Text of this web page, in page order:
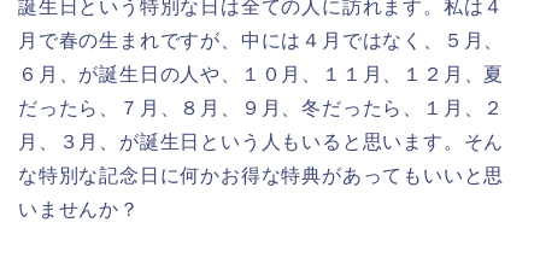
誕生日という特別な日は全ての人に訪れます。私は４
月で春の生まれですが、中には４月ではなく、５月、
６月、が誕生日の人や、１０月、１１月、１２月、夏
だったら、７月、８月、９月、冬だったら、１月、２
月、３月、が誕生日という人もいると思います。そん
な特別な記念日に何かお得な特典があってもいいと思
いませんか？